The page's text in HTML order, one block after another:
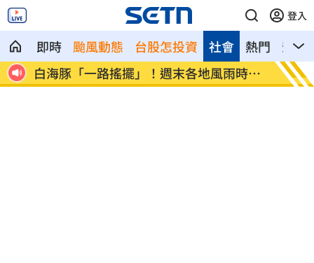
登入
即時 颱風動態 台股怎投資 熱門 影音
社會
白海豚「一路搖擺」！週末各地風雨時程
曝
跨縣
煞